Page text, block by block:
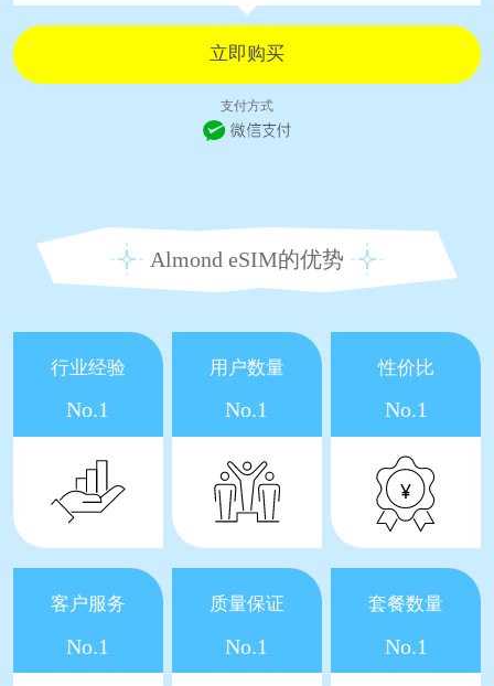
支付方式
Almond eSIM的优势
行业经验
No.1
用户数量
No.1
性价比
No.1
客户服务
No.1
质量保证
No.1
套餐数量
No.1